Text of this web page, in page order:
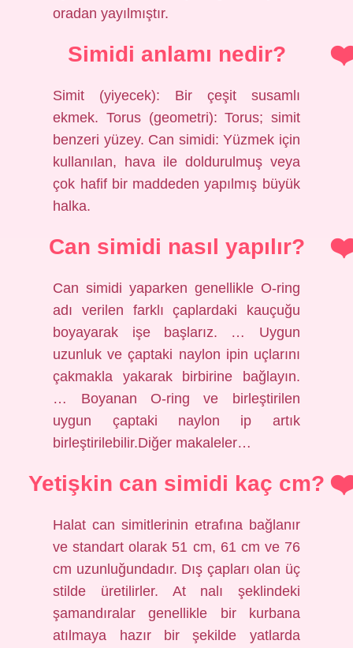
oradan yayılmıştır.
Simidi anlamı nedir?
Simit (yiyecek): Bir çeşit susamlı
ekmek. Torus (geometri): Torus; simit
benzeri yüzey. Can simidi: Yüzmek için
kullanılan, hava ile doldurulmuş veya
çok hafif bir maddeden yapılmış büyük
halka.
Can simidi nasıl yapılır?
Can simidi yaparken genellikle O-ring
adı verilen farklı çaplardaki kauçuğu
boyayarak işe başlarız. … Uygun
uzunluk ve çaptaki naylon ipin uçlarını
çakmakla yakarak birbirine bağlayın.
… Boyanan O-ring ve birleştirilen
uygun çaptaki naylon ip artık
birleştirilebilir.Diğer makaleler…
Yetişkin can simidi kaç cm?
Halat can simitlerinin etrafına bağlanır
ve standart olarak 51 cm, 61 cm ve 76
cm uzunluğundadır. Dış çapları olan üç
stilde üretilirler. At nalı şeklindeki
şamandıralar genellikle bir kurbana
atılmaya hazır bir şekilde yatlarda